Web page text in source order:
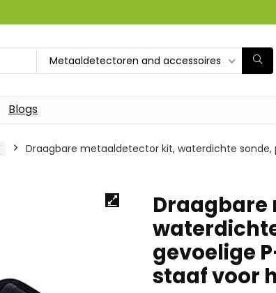
Metaaldetectoren and accessoires
Blogs
Draagbare metaaldetector kit, waterdichte
gevoelige
staaf voor